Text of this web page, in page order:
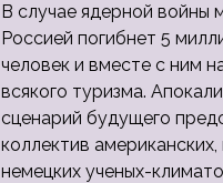
людей
В случае ядерной
Россией погибнет 5
человек и вместе с ним
всякого туризма.
сценарий будущего
коллектив
немецких ученых-